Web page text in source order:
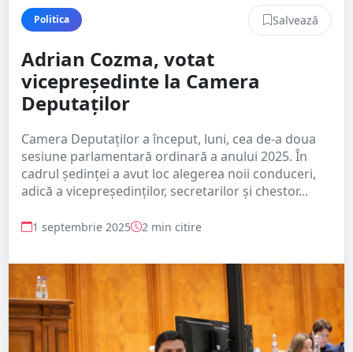
Politica Salvează
Adrian Cozma, votat
vicepreședinte la Camera
Deputaților
Camera Deputaților a început, luni, cea de-a doua
sesiune parlamentară ordinară a anului 2025. În
cadrul ședinței a avut loc alegerea noii conduceri,
adică a vicepreședinților, secretarilor și chestor...
1 septembrie 2025 2 min citire